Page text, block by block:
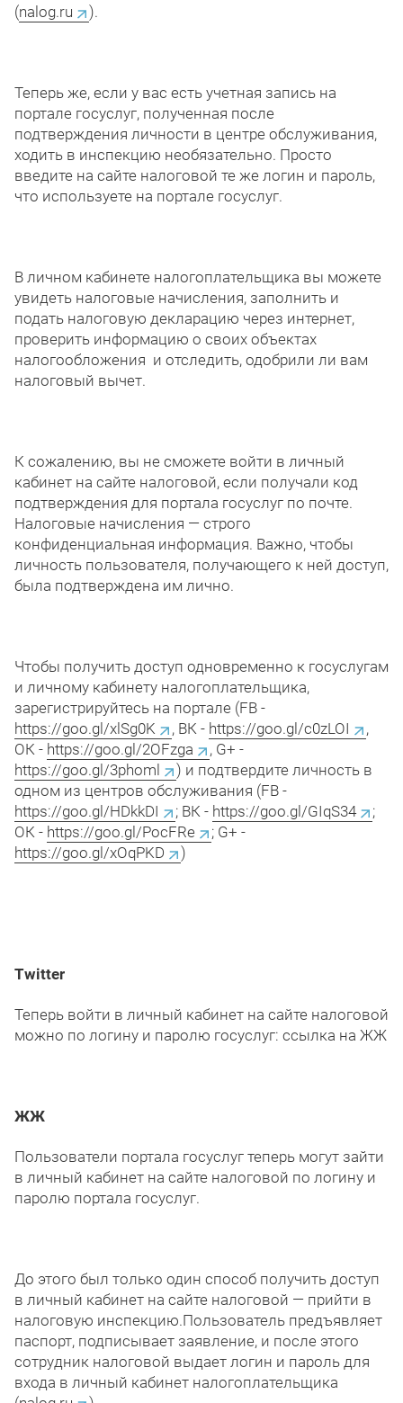
(nalog.ru ).
Теперь же, если у вас есть учетная запись на
портале госуслуг, полученная после
подтверждения личности в центре обслуживания,
ходить в инспекцию необязательно. Просто
введите на сайте налоговой те же логин и пароль,
что используете на портале госуслуг.
В личном кабинете налогоплательщика вы можете
увидеть налоговые начисления, заполнить и
подать налоговую декларацию через интернет,
проверить информацию о своих объектах
налогообложения и отследить, одобрили ли вам
налоговый вычет.
К сожалению, вы не сможете войти в личный
кабинет на сайте налоговой, если получали код
подтверждения для портала госуслуг по почте.
Налоговые начисления — строго
конфиденциальная информация. Важно, чтобы
личность пользователя, получающего к ней доступ,
была подтверждена им лично.
Чтобы получить доступ одновременно к госуслугам
и личному кабинету налогоплательщика,
зарегистрируйтесь на портале (FB -
https://goo.gl/xlSg0K , ВК - https://goo.gl/c0zLOI
,
ОК - https://goo.gl/2OFzga
, G+ -
https://goo.gl/3phoml
) и подтвердите личность в
одном из центров обслуживания (FB -
https://goo.gl/HDkkDI ; ВК - https://goo.gl/GIqS34
;
ОК - https://goo.gl/PocFRe
; G+ -
https://goo.gl/xOqPKD )
Twitter
Теперь войти в личный кабинет на сайте налоговой
можно по логину и паролю госуслуг: ссылка на ЖЖ
ЖЖ
Пользователи портала госуслуг теперь могут зайти
в личный кабинет на сайте налоговой по логину и
паролю портала госуслуг.
До этого был только один способ получить доступ
в личный кабинет на сайте налоговой — прийти в
налоговую инспекцию.Пользователь предъявляет
паспорт, подписывает заявление, и после этого
сотрудник налоговой выдает логин и пароль для
входа в личный кабинет налогоплательщика